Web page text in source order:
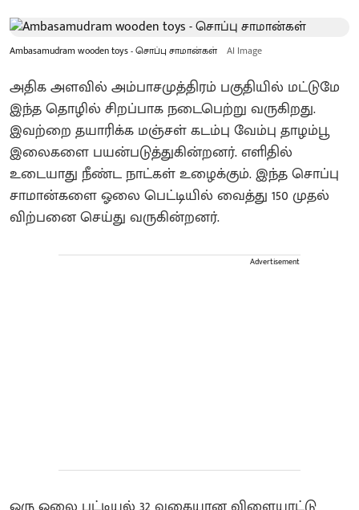
Ambasamudram wooden toys - சொப்பு சாமான்கள் AI Image
அதிக அளவில் அம்பாசமுத்திரம் பகுதியில் மட்டுமே
இந்த தொழில் சிறப்பாக நடைபெற்று வருகிறது.
இவற்றை தயாரிக்க மஞ்சள் கடம்பு வேம்பு தாழம்பூ
இலைகளை பயன்படுத்துகின்றனர். எளிதில்
உடையாது நீண்ட நாட்கள் உழைக்கும். இந்த சொப்பு
சாமான்களை ஓலை பெட்டியில் வைத்து 150 முதல்
விற்பனை செய்து வருகின்றனர்.
Advertisement